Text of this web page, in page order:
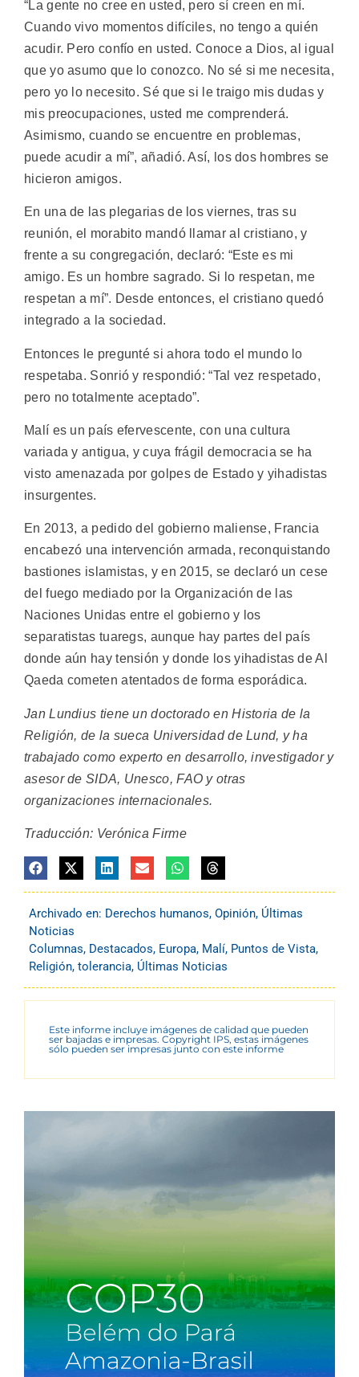
“La gente no cree en usted, pero sí creen en mí.
Cuando vivo momentos difíciles, no tengo a quién
acudir. Pero confío en usted. Conoce a Dios, al igual
que yo asumo que lo conozco. No sé si me necesita,
pero yo lo necesito. Sé que si le traigo mis dudas y
mis preocupaciones, usted me comprenderá.
Asimismo, cuando se encuentre en problemas,
puede acudir a mí”, añadió. Así, los dos hombres se
hicieron amigos.
En una de las plegarias de los viernes, tras su
reunión, el morabito mandó llamar al cristiano, y
frente a su congregación, declaró: “Este es mi
amigo. Es un hombre sagrado. Si lo respetan, me
respetan a mí”. Desde entonces, el cristiano quedó
integrado a la sociedad.
Entonces le pregunté si ahora todo el mundo lo
respetaba. Sonrió y respondió: “Tal vez respetado,
pero no totalmente aceptado”.
Malí es un país efervescente, con una cultura
variada y antigua, y cuya frágil democracia se ha
visto amenazada por golpes de Estado y yihadistas
insurgentes.
En 2013, a pedido del gobierno maliense, Francia
encabezó una intervención armada, reconquistando
bastiones islamistas, y en 2015, se declaró un cese
del fuego mediado por la Organización de las
Naciones Unidas entre el gobierno y los
separatistas tuaregs, aunque hay partes del país
donde aún hay tensión y donde los yihadistas de Al
Qaeda cometen atentados de forma esporádica.
Jan Lundius tiene un doctorado en Historia de la
Religión, de la sueca Universidad de Lund, y ha
trabajado como experto en desarrollo, investigador y
asesor de SIDA, Unesco, FAO y otras
organizaciones internacionales.
Traducción: Verónica Firme
Archivado en: Derechos humanos, Opinión, Últimas
Noticias
Columnas, Destacados, Europa, Malí, Puntos de Vista,
Religión, tolerancia, Últimas Noticias
Este informe incluye imágenes de calidad que pueden
ser bajadas e impresas. Copyright IPS, estas imágenes
sólo pueden ser impresas junto con este informe